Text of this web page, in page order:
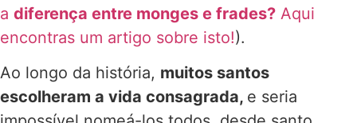
a diferença entre monges e frades? Aqui
encontras um artigo sobre isto!).
Ao longo da história, muitos santos
escolheram a vida consagrada, e seria